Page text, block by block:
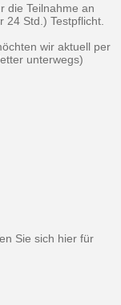
die Teilnahme an
Std.) Testpflicht.
wir aktuell per
unterwegs)
Sie sich hier für